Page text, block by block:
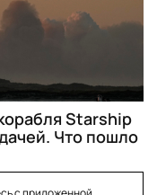
Starship
Что пошло